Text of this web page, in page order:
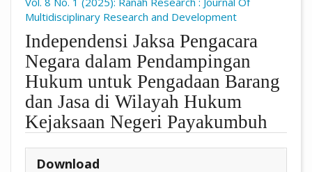
Multidisciplinary Research and Development
Independensi Jaksa Pengacara
Negara dalam Pendampingan
Hukum untuk Pengadaan Barang
dan Jasa di Wilayah Hukum
Kejaksaan Negeri Payakumbuh
Download